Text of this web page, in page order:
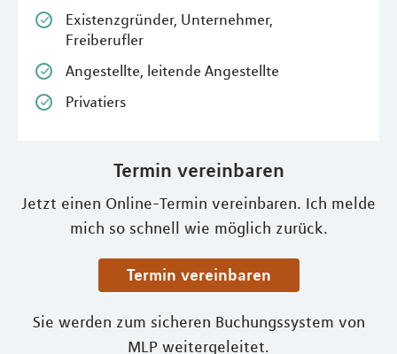
Existenzgründer, Unternehmer,
Freiberufler
Angestellte, leitende Angestellte
Privatiers
Termin vereinbaren
Jetzt einen Online-Termin vereinbaren. Ich melde
mich so schnell wie möglich zurück.
Termin vereinbaren
Sie werden zum sicheren Buchungssystem von
MLP weitergeleitet.